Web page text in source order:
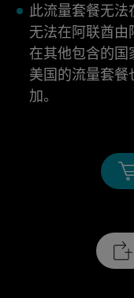
此流量套餐无
无法在阿联酋
在其他包含的国
美国的流量套
加。